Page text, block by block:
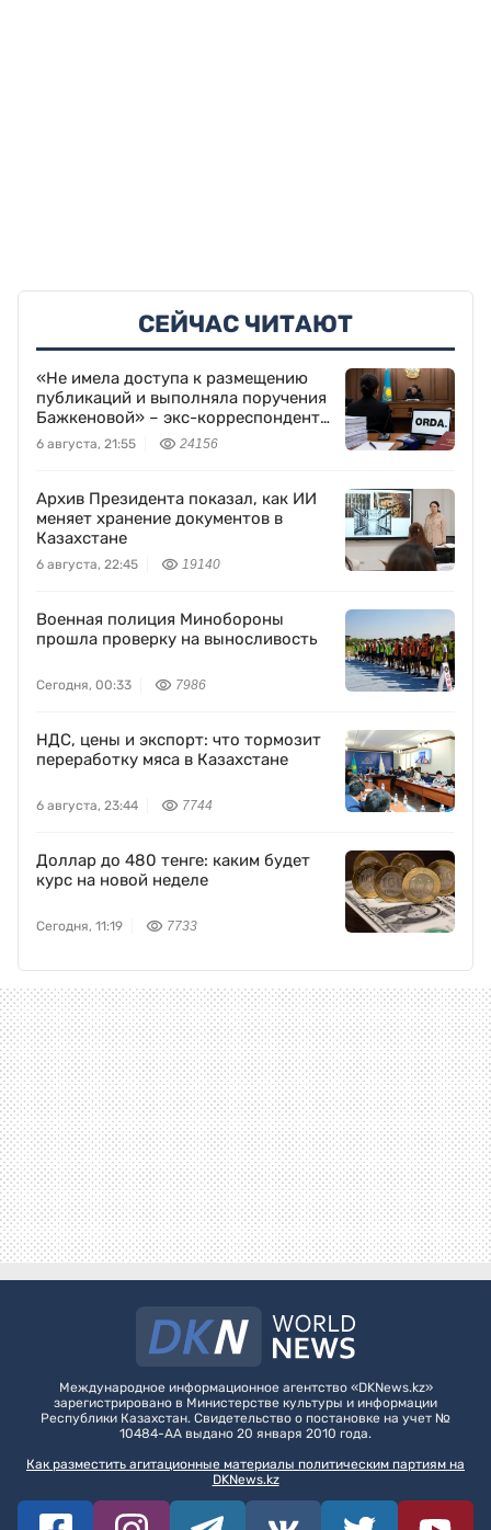
СЕЙЧАС ЧИТАЮТ
«Не имела доступа к размещению
публикаций и выполняла поручения
Бажкеновой» – экс-корреспондент
Orda.kz Дуйсенова
6 августа, 21:55 24156
Архив Президента показал, как ИИ
меняет хранение документов в
Казахстане
6 августа, 22:45 19140
Военная полиция Минобороны
прошла проверку на выносливость
Сегодня, 00:33 7986
НДС, цены и экспорт: что тормозит
переработку мяса в Казахстане
6 августа, 23:44 7744
Доллар до 480 тенге: каким будет
курс на новой неделе
Сегодня, 11:19 7733
Международное информационное агентство «DKNews.kz»
зарегистрировано в Министерстве культуры и информации
Республики Казахстан. Свидетельство о постановке на учет №
10484-АА выдано 20 января 2010 года.
Как разместить агитационные материалы политическим партиям на
DKNews.kz